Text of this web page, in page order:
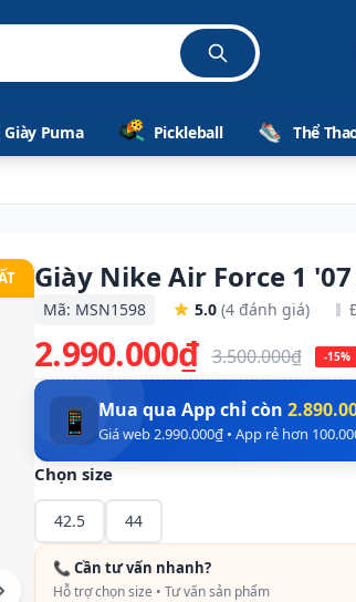
Giày Puma Pickleball Thể
Giày Nike Air Force 1
Mã: MSN1598 5.0 (4 đánh giá)
2.990.000₫ 3.500.000₫ -15%
📱 Mua qua App chỉ còn
Giá web 2.990.000₫ • App rẻ hơn
Chọn size
42.5 44
📞 Cần tư vấn nhanh?
Hỗ trợ chọn size • Tư vấn sản phẩm